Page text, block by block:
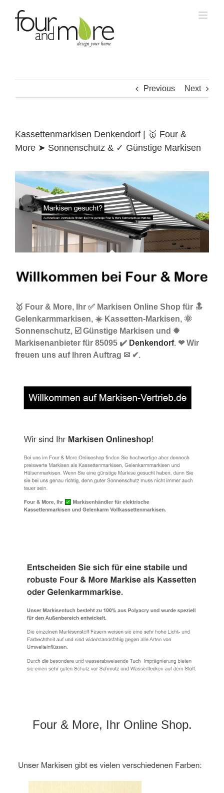
content
Previous Next
Kassettenmarkisen Denkendorf | 🥇 Four &
More ➤ Sonnenschutz & ✓ Günstige Markisen
🥇 Four & More, Ihr ✅ Markisen Online Shop für 🔝
Gelenkarmmarkisen, ☀️ Kassetten-Markisen, 🌞
Sonnenschutz, ☑️ Günstige Markisen und ✹
Markisenanbieter für 85095 ✔️ Denkendorf. ❤ Wir
freuen uns auf Ihren Auftrag ✉ ✔.
Four & More, Ihr Online Shop.